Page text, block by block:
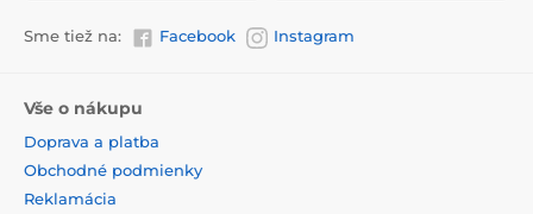
Sme tiež na: Facebook Instagram
Vše o nákupu
Doprava a platba
Obchodné podmienky
Reklamácia